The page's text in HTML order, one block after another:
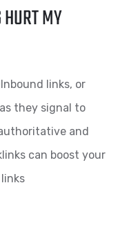
MY
links, or
they signal to
and
can boost your